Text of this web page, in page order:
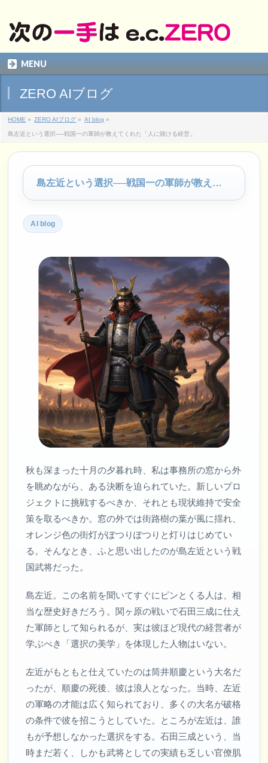
MENU
ZERO AIブログ
HOME » ZERO AIブログ » AI blog »
島左近という選択──戦国一の軍師が教えてくれた「人に賭ける経営」
島左近という選択──戦国一の軍師が教えてくれた「人に賭ける経営」
AI blog
秋も深まった十月の夕暮れ時、私は事務所の窓から外
を眺めながら、ある決断を迫られていた。新しいプロ
ジェクトに挑戦するべきか、それとも現状維持で安全
策を取るべきか。窓の外では街路樹の葉が風に揺れ、
オレンジ色の街灯がぽつりぽつりと灯りはじめてい
る。そんなとき、ふと思い出したのが島左近という戦
国武将だった。
島左近。この名前を聞いてすぐにピンとくる人は、相
当な歴史好きだろう。関ヶ原の戦いで石田三成に仕え
た軍師として知られるが、実は彼ほど現代の経営者が
学ぶべき「選択の美学」を体現した人物はいない。
左近がもともと仕えていたのは筒井順慶という大名だ
ったが、順慶の死後、彼は浪人となった。当時、左近
の軍略の才能は広く知られており、多くの大名が破格
の条件で彼を招こうとしていた。ところが左近は、誰
もが予想しなかった選択をする。石田三成という、当
時まだ若く、しかも武将としての実績も乏しい官僚肌